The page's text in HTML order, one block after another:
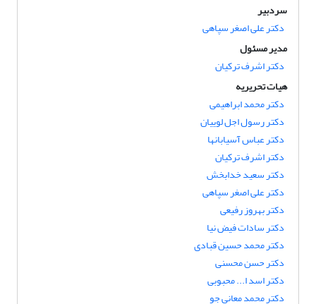
سردبیر
دکتر علی اصغر سپاهی
مدیر مسئول
دکتر اشرف ترکیان
هیات تحریریه
دکتر محمد ابراهیمی
دکتر رسول اجل لوییان
دکتر عباس آسیابانها
دکتر اشرف ترکیان
دکتر سعید خدابخش
دکتر علی اصغر سپاهی
دکتر بهروز رفیعی
دکتر سادات فیض نیا
دکتر محمد حسین قبادی
دکتر حسن محسنی
دکتر اسد ا... محبوبی
دکتر محمد معانی جو